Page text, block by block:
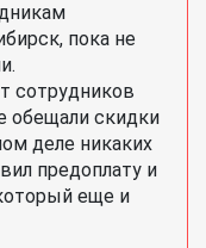
пока не
сотрудников
обещали скидки
деле никаких
предоплату и
еще и